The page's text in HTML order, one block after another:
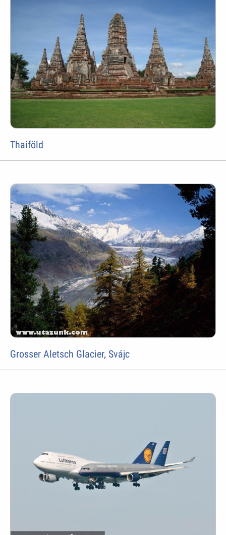
Thaiföld
Grosser Aletsch Glacier, Svájc